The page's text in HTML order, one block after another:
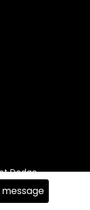
Dodge